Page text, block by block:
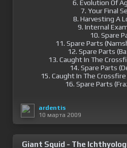
6. Evolution Of
7. Your Final
8. Harvesting A
9. Internal
10. Spare
11. Spare Parts
12. Spare Parts
13. Caught In The
14. Spare Parts
15. Caught In The
16. Spare Parts
ardentis
10 марта 2009
Giant Squid - The